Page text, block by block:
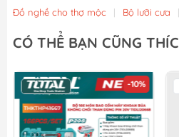
Máy Cưa Kiếm 750W Total
1.404.000₫
Máy cưa kiếm 750W TOTAL
1.162.000₫ 1.330.000₫
Đồ nghề cho thợ mộc | Bộ lưỡi cưa |
CÓ THỂ BẠN CŨNG
-10%